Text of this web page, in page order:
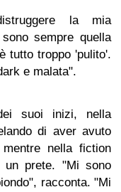
la mia
sempre quella
tutto troppo 'pulito'.
e malata".
suoi inizi, nella
di aver avuto
mentre nella fiction
un prete. "Mi sono
racconta. "Mi